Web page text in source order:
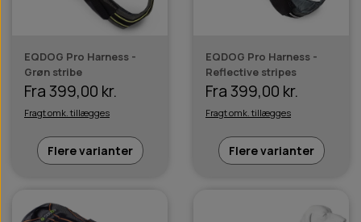
EQDOG Pro Harness -
Grøn stribe
Fra 399,00 kr.
Fragt omk. tillægges
Flere varianter
EQDOG Pro Harness -
Reflective stripes
Fra 399,00 kr.
Fragt omk. tillægges
Flere varianter